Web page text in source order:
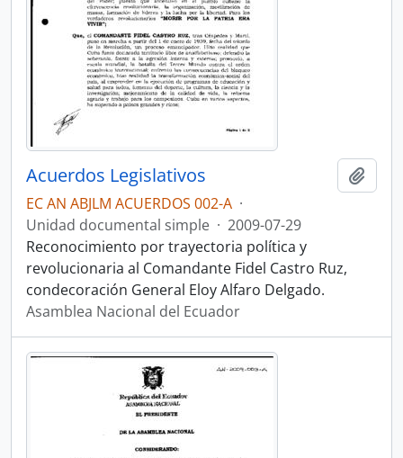
Acuerdos Legislativos
EC AN ABJLM ACUERDOS 002-A ·
Unidad documental simple · 2009-07-29
Reconocimiento por trayectoria política y
revolucionaria al Comandante Fidel Castro Ruz,
condecoración General Eloy Alfaro Delgado.
Asamblea Nacional del Ecuador